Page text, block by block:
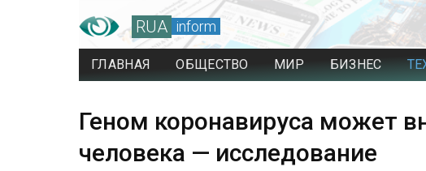
RUA inform
ГЛАВНАЯ ОБЩЕСТВО МИР БИЗНЕС
Геном коронавируса может
человека — исследование